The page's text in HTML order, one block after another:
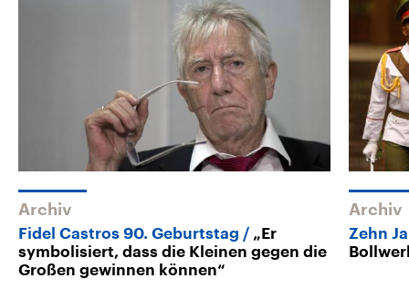
Archiv
Fidel Castros 90. Geburtstag
„Er
symbolisiert, dass die Kleinen gegen die
Großen gewinnen können“
Archiv
Zehn